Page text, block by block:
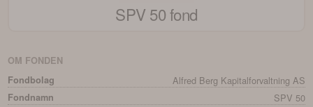
SPV 50fond
OM FONDEN
Fondbolag
Alfred Berg Kapitalforvaltning AS
Fondnamn SPV 50